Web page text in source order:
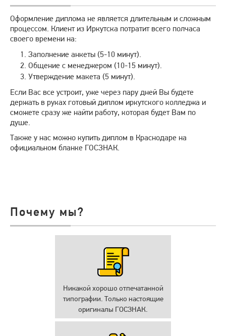
Оформление диплома не является длительным и сложным
процессом. Клиент из Иркутска потратит всего полчаса
своего времени на:
Заполнение анкеты (5-10 минут).
Общение с менеджером (10-15 минут).
Утверждение макета (5 минут).
Если Вас все устроит, уже через пару дней Вы будете
держать в руках готовый диплом иркутского колледжа и
сможете сразу же найти работу, которая будет Вам по
душе.
Также у нас можно купить диплом в Краснодаре на
официальном бланке ГОСЗНАК.
Почему мы?
Никакой хорошо отпечатанной
типографии. Только настоящие
оригиналы ГОСЗНАК.